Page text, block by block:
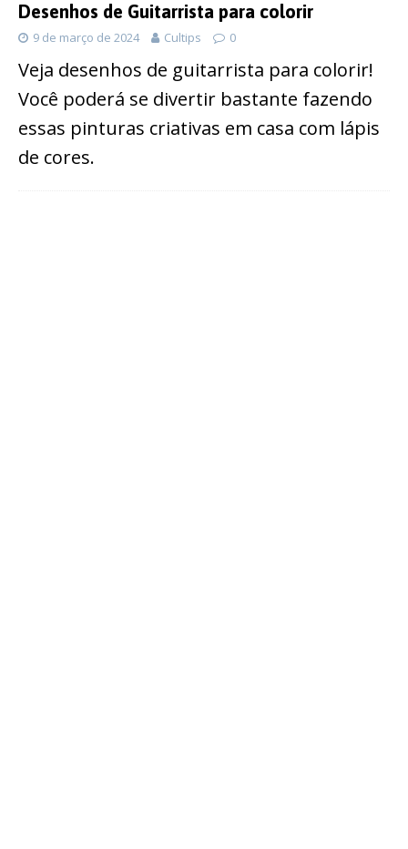
Desenhos de Guitarrista para colorir
9 de março de 2024 Cultips 0
Veja desenhos de guitarrista para colorir!
Você poderá se divertir bastante fazendo
essas pinturas criativas em casa com lápis
de cores.